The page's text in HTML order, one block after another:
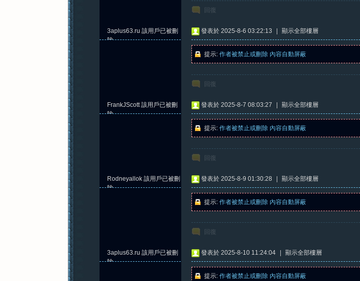
回復
3aplus63.ru 該用戶已被刪
除
發表於 2025-8-6 03:22:13 顯示全部樓層
提示: 作者被禁止或刪除 內容自動屏蔽
回復
FrankJScott該用戶已被刪
除
發表於 2025-8-7 08:03:27 顯示全部樓層
提示: 作者被禁止或刪除 內容自動屏蔽
回復
Rodneyallok 該用戶已被刪
除
發表於 2025-8-9 01:30:28 顯示全部樓層
提示: 作者被禁止或刪除 內容自動屏蔽
回復
3aplus63.ru 該用戶已被刪
除
發表於 2025-8-10 11:24:04 顯示全部樓層
提示: 作者被禁止或刪除 內容自動屏蔽